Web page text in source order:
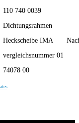
110 740 0039
Dichtungsrahmen
Heckscheibe IMA
vergleichsnummer 01
74078 00